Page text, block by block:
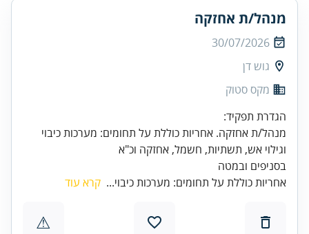
מנהל/ת אחזקה
30/07/2026
גוש דן
מקס סטוק
מנהל/ת אחזקה. אחריות כוללת על תחומים: מערכות כיבוי
בסניפים ובמטה
אחריות כוללת על תחומים: מערכות כיבוי... קרא עוד
⚠